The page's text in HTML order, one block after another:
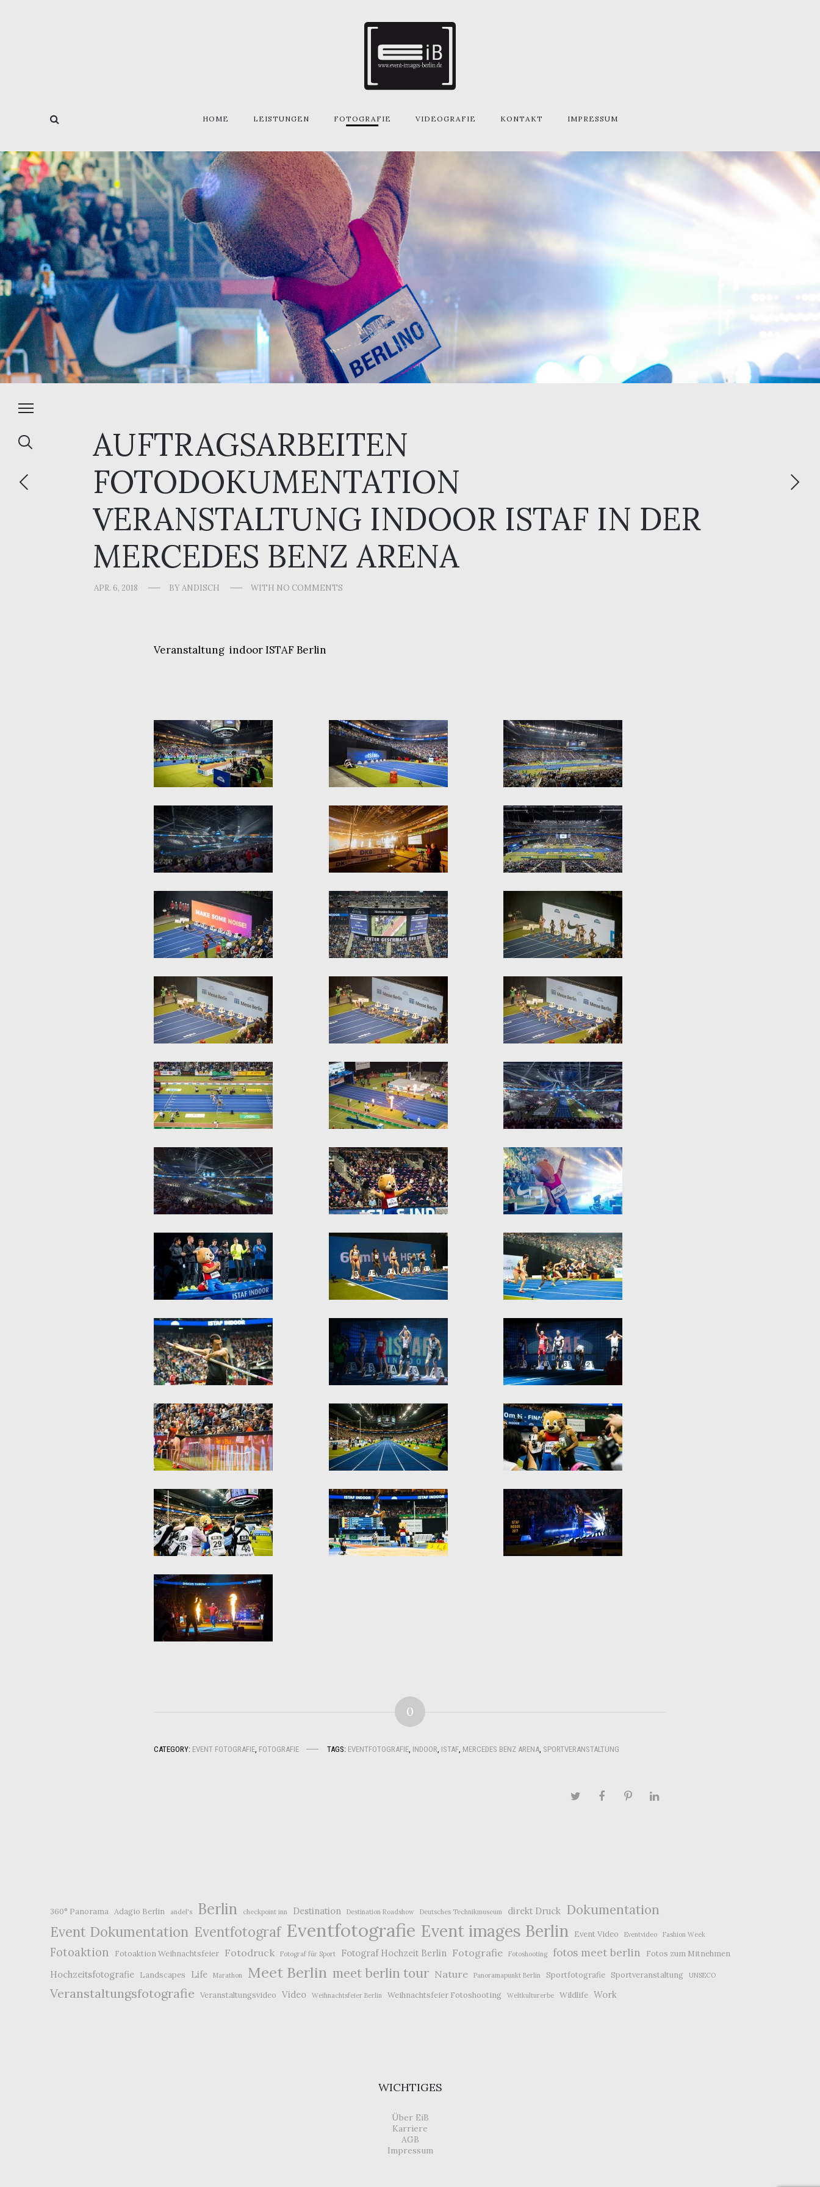
HOME LEISTUNGEN FOTOGRAFIE VIDEOGRAFIE KONTAKT IMPRESSUM
AUFTRAGSARBEITEN
FOTODOKUMENTATION
VERANSTALTUNG INDOOR ISTAF IN DER
MERCEDES BENZ ARENA
APR. 6, 2018 BYANDISCH WITH NO COMMENTS
Veranstaltung indoor ISTAF Berlin
0
CATEGORY: EVENT FOTOGRAFIE, FOTOGRAFIE TAGS: EVENTFOTOGRAFIE, INDOOR, ISTAF, MERCEDES BENZ ARENA, SPORTVERANSTALTUNG
360° Panorama Adagio Berlin andel's Berlin checkpoint inn Destination Destination Roadshow Deutsches Technikmuseum direkt Druck Dokumentation
Event Dokumentation Eventfotograf Eventfotografie Event images Berlin Event Video Eventvideo Fashion Week
Fotoaktion Fotoaktion Weihnachtsfeier Fotodruck Fotograf für Sport Fotograf Hochzeit Berlin Fotografie Fotoshooting fotos meet berlin Fotos zum Mitnehmen
Hochzeitsfotografie Landscapes Life Marathon Meet Berlin meet berlin tour Nature Panoramapunkt Berlin Sportfotografie Sportveranstaltung UNSECO
Veranstaltungsfotografie Veranstaltungsvideo Video Weihnachtsfeier Berlin Weihnachtsfeier Fotoshooting Weltkulturerbe Wildlife Work
WICHTIGES
Über EiB
Karriere
AGB
Impressum